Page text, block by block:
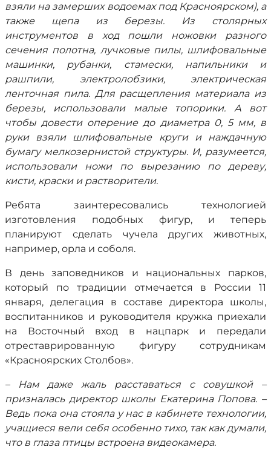
взяли на замерших водоемах под Красноярском), а
также щепа из березы. Из столярных
инструментов в ход пошли ножовки разного
сечения полотна, лучковые пилы, шлифовальные
машинки, рубанки, стамески, напильники и
рашпили, электролобзики, электрическая
ленточная пила. Для расщепления материала из
березы, использовали малые топорики. А вот
чтобы довести оперение до диаметра 0, 5 мм, в
руки взяли шлифовальные круги и наждачную
бумагу мелкозернистой структуры. И, разумеется,
использовали ножи по вырезанию по дереву,
кисти, краски и растворители.
Ребята заинтересовались технологией
изготовления подобных фигур, и теперь
планируют сделать чучела других животных,
например, орла и соболя.
В день заповедников и национальных парков,
который по традиции отмечается в России 11
января, делегация в составе директора школы,
воспитанников и руководителя кружка приехали
на Восточный вход в нацпарк и передали
отреставрированную фигуру сотрудникам
«Красноярских Столбов».
– Нам даже жаль расставаться с совушкой –
призналась директор школы Екатерина Попова. –
Ведь пока она стояла у нас в кабинете технологии,
учащиеся вели себя особенно тихо, так как думали,
что в глаза птицы встроена видеокамера.